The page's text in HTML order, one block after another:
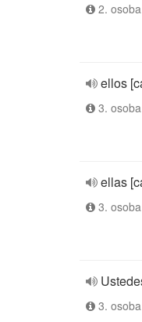
2.
ellos
3.
ellas
3.
3.